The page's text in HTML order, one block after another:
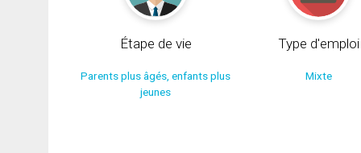
Étape de vie
Parents plus âgés, enfants plus
jeunes
Type d'emploi
Mixte